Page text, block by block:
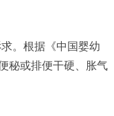
。根据《中国婴幼
秘或排便干硬、胀气